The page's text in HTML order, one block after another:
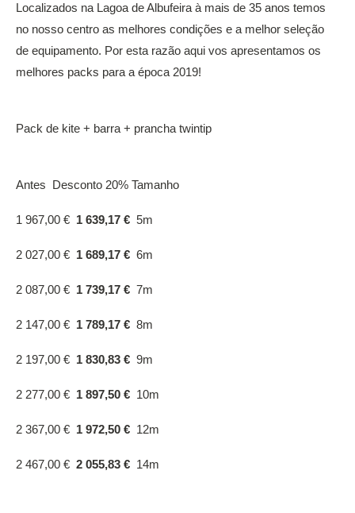
Localizados na Lagoa de Albufeira à mais de 35 anos temos
no nosso centro as melhores condições e a melhor seleção
de equipamento. Por esta razão aqui vos apresentamos os
melhores packs para a época 2019!
Pack de kite + barra + prancha twintip
Antes Desconto 20% Tamanho
1 967,00 € 1 639,17 € 5m
2 027,00 € 1 689,17 € 6m
2 087,00 € 1 739,17 € 7m
2 147,00 € 1 789,17 € 8m
2 197,00 € 1 830,83 € 9m
2 277,00 € 1 897,50 € 10m
2 367,00 € 1 972,50 € 12m
2 467,00 € 2 055,83 € 14m